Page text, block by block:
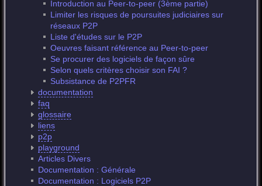
Introduction au Peer-to-peer (3ème partie)
Limiter les risques de poursuites judiciaires sur
réseaux P2P
Liste d'études sur le P2P
Oeuvres faisant référence au Peer-to-peer
Se procurer des logiciels de façon sûre
Selon quels critères choisir son FAI ?
Subsistance de P2PFR
documentation
faq
glossaire
liens
p2p
playground
Articles Divers
Documentation : Générale
Documentation : Logiciels P2P